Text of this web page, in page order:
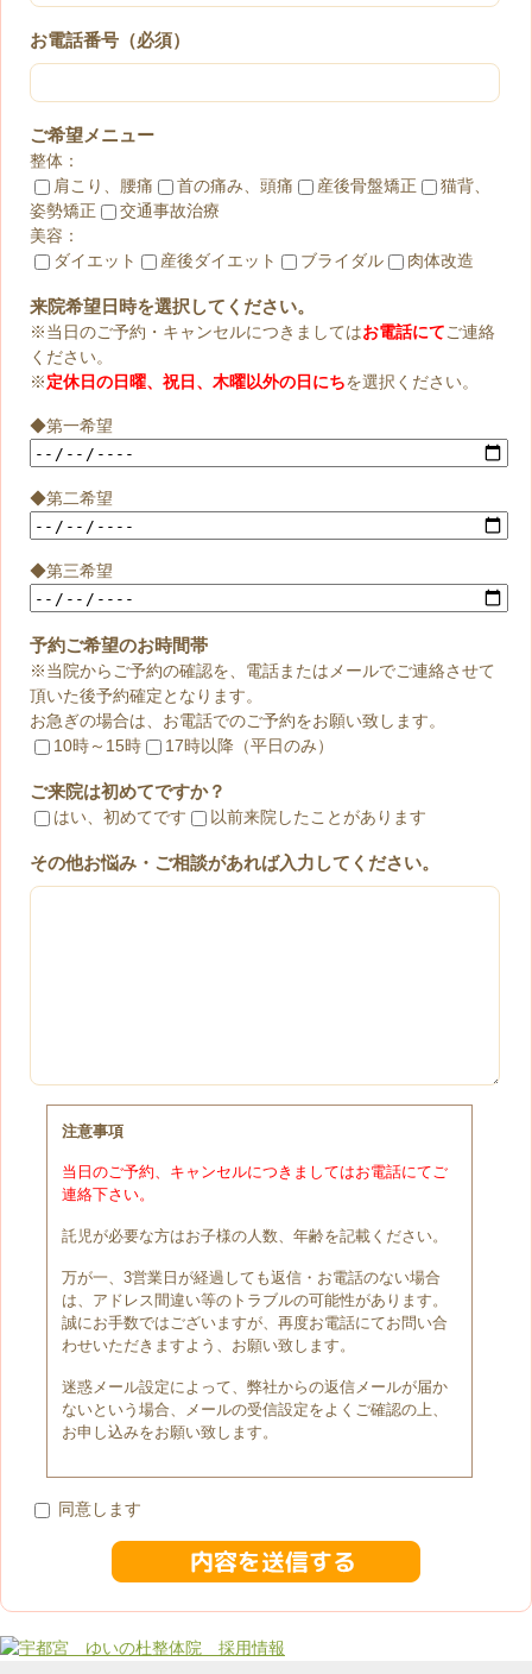
お電話番号（必須）
ご希望メニュー
整体：
肩こり、腰痛
首の痛み、頭痛 産後骨盤矯正
猫背、
姿勢矯正
交通事故治療
美容：
ダイエット
産後ダイエット ブライダル 肉体改造
来院希望日時を選択してください。
※当日のご予約・キャンセルにつきましてはお電話にてご連絡
ください。
※定休日の日曜、祝日、木曜以外の日にちを選択ください。
◆第一希望
◆第二希望
◆第三希望
予約ご希望のお時間帯
※当院からご予約の確認を、電話またはメールでご連絡させて
頂いた後予約確定となります。
お急ぎの場合は、お電話でのご予約をお願い致します。
10時～15時
17時以降（平日のみ）
ご来院は初めてですか？
はい、初めてです 以前来院したことがあります
その他お悩み・ご相談があれば入力してください。
注意事項
当日のご予約、キャンセルにつきましてはお電話にてご
連絡下さい。
託児が必要な方はお子様の人数、年齢を記載ください。
万が一、3営業日が経過しても返信・お電話のない場合
は、アドレス間違い等のトラブルの可能性があります。
誠にお手数ではございますが、再度お電話にてお問い合
わせいただきますよう、お願い致します。
迷惑メール設定によって、弊社からの返信メールが届か
ないという場合、メールの受信設定をよくご確認の上、
お申し込みをお願い致します。
同意します